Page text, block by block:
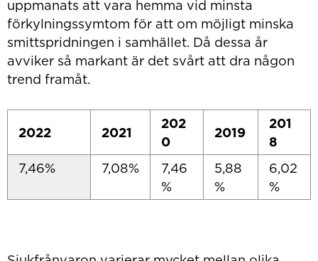
uppmanats att vara hemma vid minsta
förkylningssymtom för att om möjligt minska
smittspridningen i samhället. Då dessa år
avviker så markant är det svårt att dra någon
trend framåt.
2022 2021
202
0
2019
201
8
7,46%
7,08%
7,46
%
5,88
%
6,02
%